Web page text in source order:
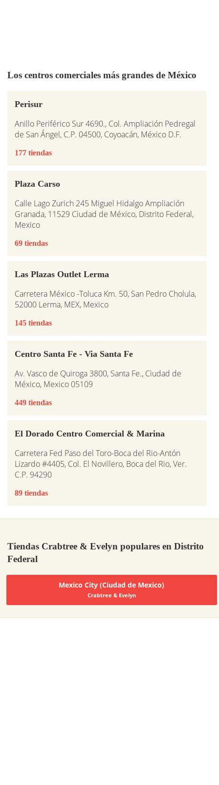
Los centros comerciales más grandes de México
Perisur
Anillo Periférico Sur 4690., Col. Ampliación Pedregal
de San Ángel, C.P. 04500, Coyoacán, México D.F.
177 tiendas
Plaza Carso
Calle Lago Zurich 245 Miguel Hidalgo Ampliación
Granada, 11529 Ciudad de México, Distrito Federal,
Mexico
69 tiendas
Las Plazas Outlet Lerma
Carretera México -Toluca Km. 50, San Pedro Cholula,
52000 Lerma, MEX, Mexico
145 tiendas
Centro Santa Fe - Via Santa Fe
Av. Vasco de Quiroga 3800, Santa Fe., Ciudad de
México, Mexico 05109
449 tiendas
El Dorado Centro Comercial & Marina
Carretera Fed Paso del Toro-Boca del Rio-Antón
Lizardo #4405, Col. El Novillero, Boca del Rio, Ver.
C.P. 94290
89 tiendas
Tiendas Crabtree & Evelyn populares en Distrito
Federal
Mexico City (Ciudad de Mexico)
Crabtree & Evelyn